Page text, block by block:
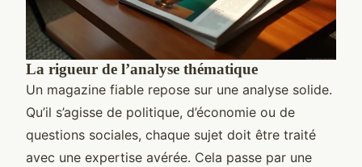
La rigueur de l’analyse thématique
Un magazine fiable repose sur une analyse solide.
Qu’il s’agisse de politique, d’économie ou de
questions sociales, chaque sujet doit être traité
avec une expertise avérée. Cela passe par une